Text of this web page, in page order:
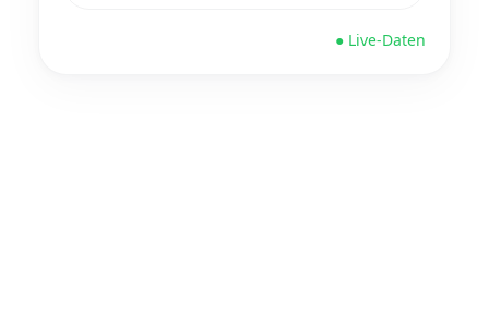
● Live-Daten